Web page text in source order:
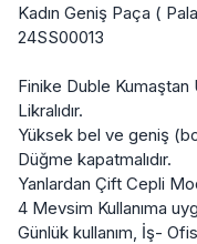
Kadın Geniş Paça (
24SS00013
Finike Duble Kumaştan
Likralıdır.
Yüksek bel ve geniş
Düğme kapatmalıdır.
Yanlardan Çift Cepli
4 Mevsim Kullanıma
Günlük kullanım, İş-